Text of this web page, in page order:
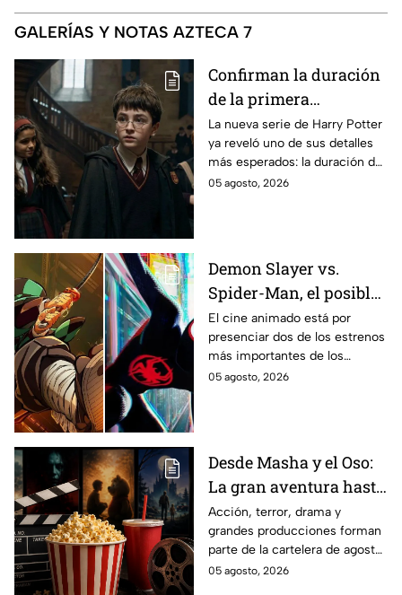
GALERÍAS Y NOTAS AZTECA 7
Confirman la duración
de la primera
temporada de Harry
Potter y emocionará a
los fans de los libros
La nueva serie de Harry Potter
ya reveló uno de sus detalles
más esperados: la duración de
la primera temporada basada
05 agosto, 2026
Demon Slayer vs.
Spider-Man, el posible
gran enfrentamiento
en taquilla del 2027
El cine animado está por
presenciar dos de los estrenos
más importantes de los
últimos años.
05 agosto, 2026
Desde Masha y el Oso:
La gran aventura hasta
El Final de la Calle Oak
con Anne Hathaway.
Esta es la lista
completa de los
Acción, terror, drama y
grandes producciones forman
parte de la cartelera de agosto
en México.
05 agosto, 2026